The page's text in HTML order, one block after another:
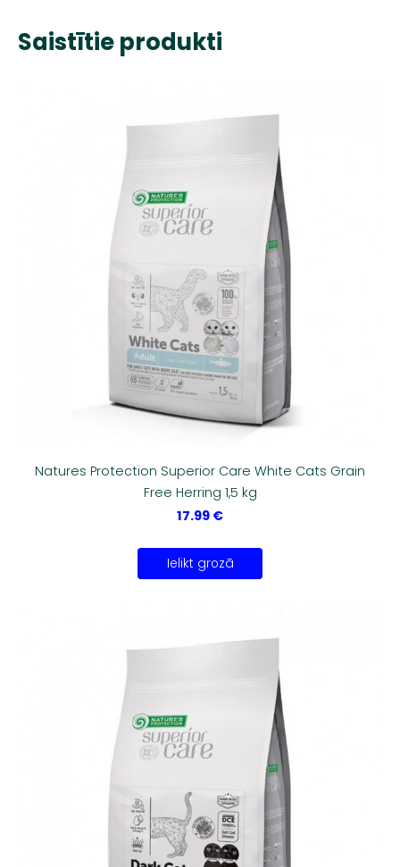
Saistītie produkti
Natures Protection Superior Care White Cats Grain
Free Herring 1,5 kg
17.99 €
Ielikt grozā